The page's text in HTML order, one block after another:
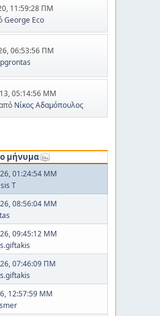
11:59:28 ΠΜ
George Eco
06:53:56 ΠΜ
pgrontas
05:14:56 ΜΜ
Νίκος Αδαμόπουλος
μήνυμα
01:24:54 ΜΜ
T
08:56:04 ΜΜ
09:45:12 ΜΜ
07:46:09 ΠΜ
12:57:59 ΜΜ